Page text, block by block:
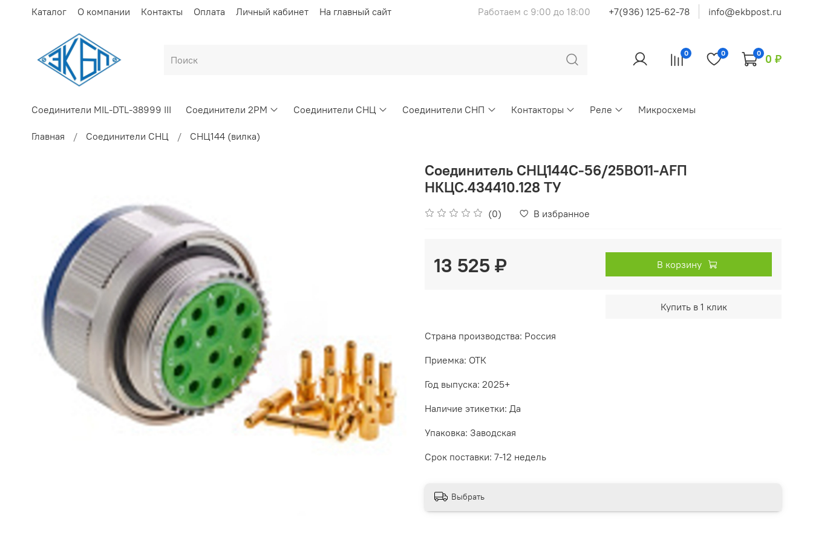
Каталог О компании Контакты Оплата Личный кабинет На главный сайт Работаем с 9:00 до 18:00 +7(936) 125-62-78 info@ekbpost.ru
0 0 0 0 ₽
Соединители MIL-DTL-38999 III Соединители 2РМ Соединители СНЦ Соединители СНП Контакторы Реле Микросхемы
Главная Соединители СНЦ СНЦ144 (вилка)
Соединитель СНЦ144С-56/25ВО11-АFП
НКЦС.434410.128 ТУ
(0) В избранное
13 525 ₽ В корзину
Купить в 1 клик
Страна производства: Россия
Приемка: ОТК
Год выпуска: 2025+
Наличие этикетки: Да
Упаковка: Заводская
Срок поставки: 7-12 недель
Выбрать